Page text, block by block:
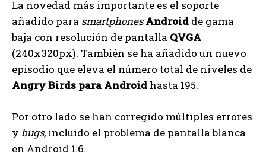
La novedad más importante es el soporte
añadido para smartphonesAndroid de gama
baja con resolución de pantalla QVGA
(240x320px). También se ha añadido un nuevo
episodio que eleva el número total de niveles de
Angry Birds para Android hasta 195.
Por otro lado se han corregido múltiples errores
y bugs, incluido el problema de pantalla blanca
en Android 1.6.